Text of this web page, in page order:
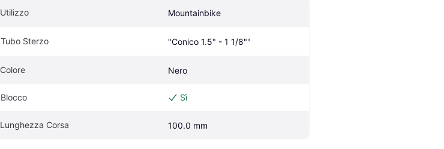
Utilizzo Mountainbike
Tubo Sterzo "Conico 1.5" - 1 1/8""
Colore Nero
Blocco Sì
Lunghezza Corsa 100.0 mm